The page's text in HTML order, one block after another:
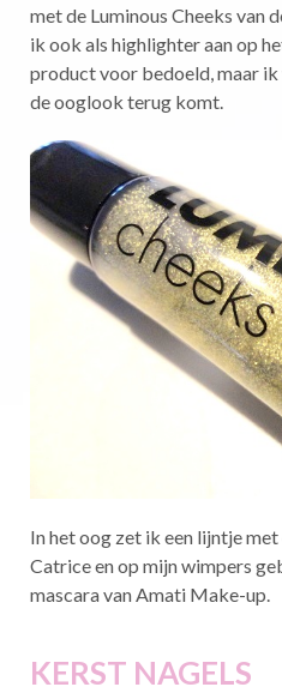
met de Luminous Cheeks van
ik ook als highlighter aan op
product voor bedoeld, maar
de ooglook terug komt.
In het oog zet ik een lijntje
Catrice en op mijn wimpers
mascara van Amati Make-up.
KERST NAGELS